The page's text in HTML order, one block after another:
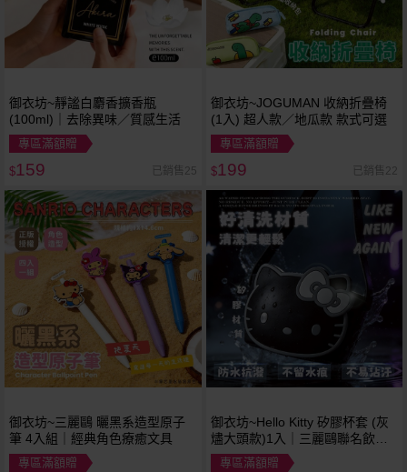
御衣坊~靜謐白麝香擴香瓶
(100ml)｜去除異味／質感生活
專區滿額贈
$159 已銷售25
御衣坊~JOGUMAN 收納折疊椅
(1入) 超人款／地瓜款 款式可選
專區滿額贈
$199 已銷售22
御衣坊~三麗鷗 曬黑系造型原子
筆 4入組｜經典角色療癒文具
專區滿額贈
御衣坊~Hello Kitty 矽膠杯套 (灰
燼大頭款)1入｜三麗鷗聯名飲料
提袋．環保隨行杯套
專區滿額贈